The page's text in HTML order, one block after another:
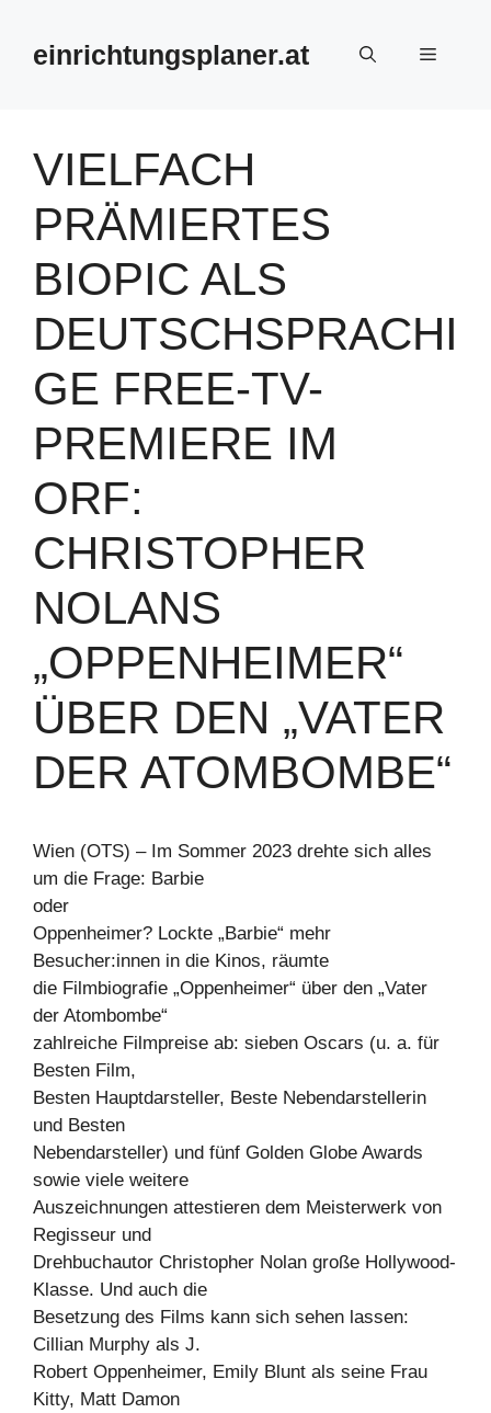
springeneinrichtungsplaner.at Menü
VIELFACH
PRÄMIERTES
BIOPIC ALS
DEUTSCHSPRACHI
GE FREE-TV-
PREMIERE IM
ORF:
CHRISTOPHER
NOLANS
„OPPENHEIMER“
ÜBER DEN „VATER
DER ATOMBOMBE“
Wien (OTS) – Im Sommer 2023 drehte sich alles
um die Frage: Barbie
oder
Oppenheimer? Lockte „Barbie“ mehr
Besucher:innen in die Kinos, räumte
die Filmbiografie „Oppenheimer“ über den „Vater
der Atombombe“
zahlreiche Filmpreise ab: sieben Oscars (u. a. für
Besten Film,
Besten Hauptdarsteller, Beste Nebendarstellerin
und Besten
Nebendarsteller) und fünf Golden Globe Awards
sowie viele weitere
Auszeichnungen attestieren dem Meisterwerk von
Regisseur und
Drehbuchautor Christopher Nolan große Hollywood-
Klasse. Und auch die
Besetzung des Films kann sich sehen lassen:
Cillian Murphy als J.
Robert Oppenheimer, Emily Blunt als seine Frau
Kitty, Matt Damon